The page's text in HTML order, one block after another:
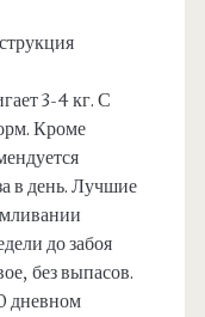
3-4 кг. С
Кроме
в день. Лучшие
до забоя
без выпасов.
дневном